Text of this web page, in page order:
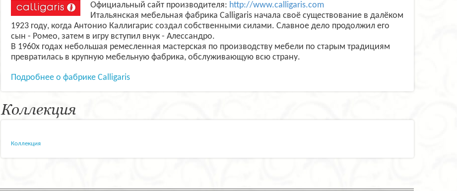
Официальный сайт производителя: http://www.calligaris.com
Итальянская мебельная фабрика Calligaris начала своё существование в далёком
1923 году, когда Антонио Каллигарис создал собственными силами. Славное дело продолжил его
сын - Ромео, затем в игру вступил внук - Алессандро.
В 1960х годах небольшая ремесленная мастерская по производству мебели по старым традициям
превратилась в крупную мебельную фабрика, обслуживающую всю страну.
Подробнее о фабрике Calligaris
Коллекция
Коллекция